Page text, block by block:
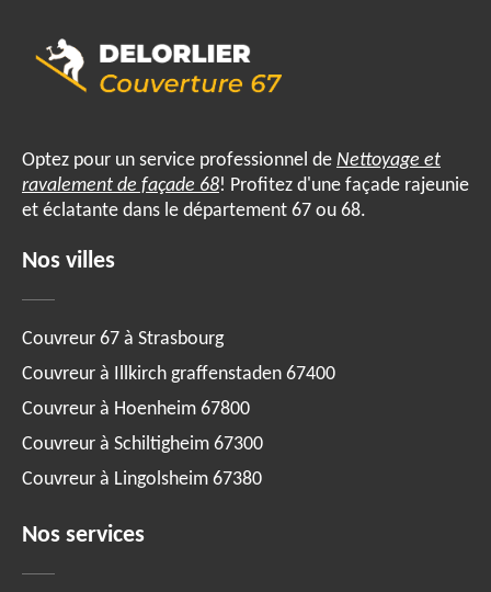
Optez pour un service professionnel de Nettoyage et
ravalement de façade 68! Profitez d'une façade rajeunie
et éclatante dans le département 67 ou 68.
Nos villes
Couvreur 67 à Strasbourg
Couvreur à Illkirch graffenstaden 67400
Couvreur à Hoenheim 67800
Couvreur à Schiltigheim 67300
Couvreur à Lingolsheim 67380
Nos services